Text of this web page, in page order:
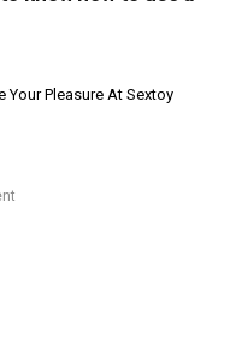
Your Pleasure At Sextoy